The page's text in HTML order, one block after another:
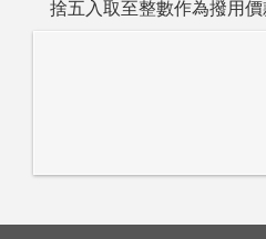
捨五入取至整數作為撥用價